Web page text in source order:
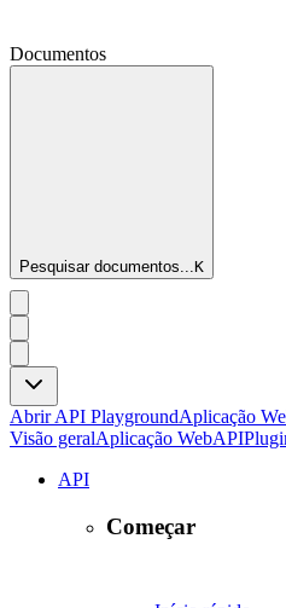
Documentos
Pesquisar documentos...K
Abrir API PlaygroundAplicação
Visão geralAplicação WebAPI
API
Começar